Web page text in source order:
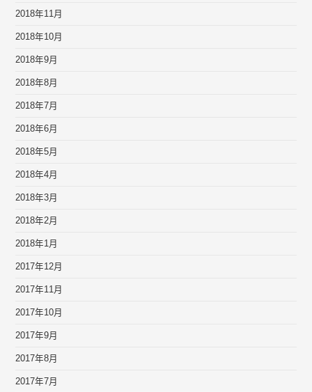
2018年11月
2018年10月
2018年9月
2018年8月
2018年7月
2018年6月
2018年5月
2018年4月
2018年3月
2018年2月
2018年1月
2017年12月
2017年11月
2017年10月
2017年9月
2017年8月
2017年7月